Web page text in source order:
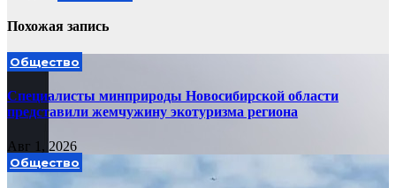
Похожая запись
Общество
Специалисты минприроды Новосибирской области
представили жемчужину экотуризма региона
Авг 1, 2026
Общество